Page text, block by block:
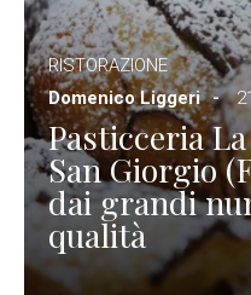
RISTORAZIONE
Domenico Liggeri
Pasticceria
San Giorgio
dai grandi
qualità